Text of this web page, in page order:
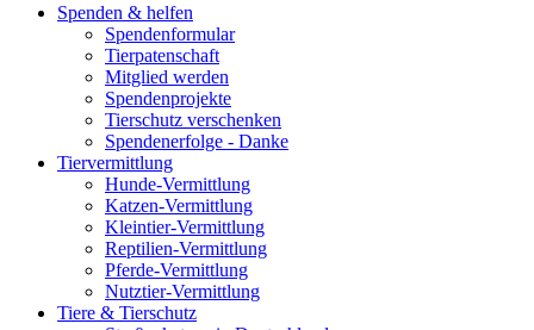
Spenden & helfen
Spendenformular
Tierpatenschaft
Mitglied werden
Spendenprojekte
Tierschutz verschenken
Spendenerfolge - Danke
Tiervermittlung
Hunde-Vermittlung
Katzen-Vermittlung
Kleintier-Vermittlung
Reptilien-Vermittlung
Pferde-Vermittlung
Nutztier-Vermittlung
Tiere & Tierschutz